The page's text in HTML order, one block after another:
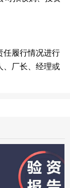
任履行情况进行
、厂长、经理或